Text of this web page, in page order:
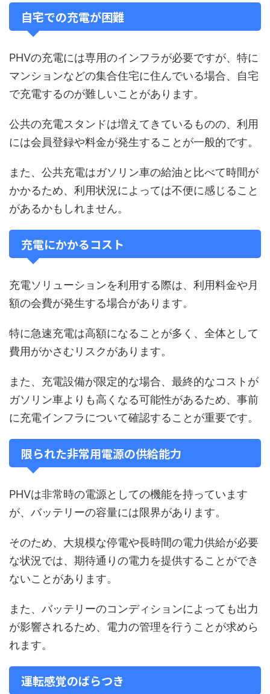
自宅での充電が困難
PHVの充電には専用のインフラが必要ですが、特に
マンションなどの集合住宅に住んでいる場合、自宅
で充電するのが難しいことがあります。
公共の充電スタンドは増えてきているものの、利用
には会員登録や料金が発生することが一般的です。
また、公共充電はガソリン車の給油と比べて時間が
かかるため、利用状況によっては不便に感じること
があるかもしれません。
充電にかかるコスト
充電ソリューションを利用する際は、利用料金や月
額の会費が発生する場合があります。
特に急速充電は高額になることが多く、全体として
費用がかさむリスクがあります。
また、充電設備が限定的な場合、最終的なコストが
ガソリン車よりも高くなる可能性があるため、事前
に充電インフラについて確認することが重要です。
限られた非常用電源の供給能力
PHVは非常時の電源としての機能を持っています
が、バッテリーの容量には限界があります。
そのため、大規模な停電や長時間の電力供給が必要
な状況では、期待通りの電力を提供することができ
ないことがあります。
また、バッテリーのコンディションによっても出力
が影響されるため、電力の管理を行うことが求めら
れます。
運転感覚のばらつき